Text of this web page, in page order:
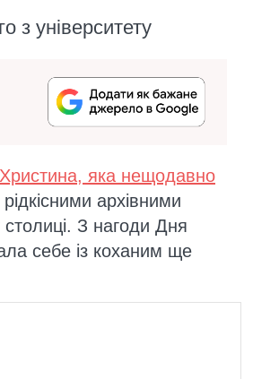
з університету
Христина, яка нещодавно
архівними
З нагоди Дня
себе із коханим ще